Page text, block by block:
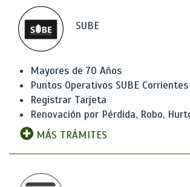
SUBE
Mayores de 70 Años
Puntos Operativos SUBE Corrientes
Registrar Tarjeta
Renovación por Pérdida, Robo,
MÁS TRÁMITES